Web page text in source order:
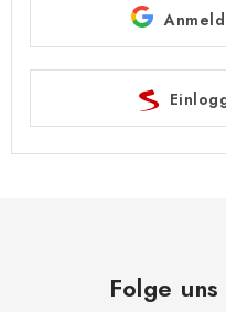
Datenschutzbestimmungen
Großhandel
Folge